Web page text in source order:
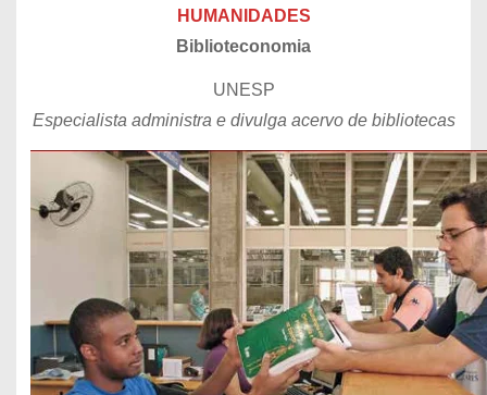
HUMANIDADES
Biblioteconomia
UNESP
Especialista administra e divulga acervo de bibliotecas